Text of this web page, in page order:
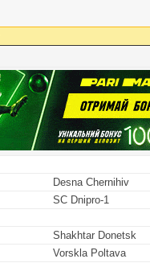
Desna Chernihiv
SC Dnipro-1
Shakhtar Donetsk
Vorskla Poltava